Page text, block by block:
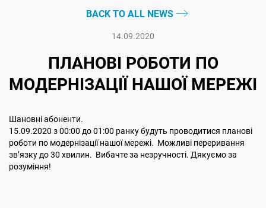
BACK TO ALL NEWS
14.09.2020
ПЛАНОВІ РОБОТИ ПО
МОДЕРНІЗАЦІЇ НАШОЇ МЕРЕЖІ
Шановні абоненти.
15.09.2020 з 00:00 до 01:00 ранку будуть проводитися планові
роботи по модернізації нашої мережі. Можливі переривання
звʼязку до 30 хвилин. Вибачте за незручності. Дякуємо за
розуміння!